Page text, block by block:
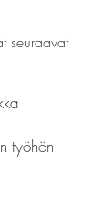
seuraavat
työhön